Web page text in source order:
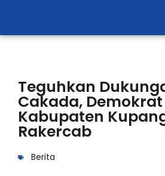
Teguhkan
Cakada, Demokrat
Kabupaten
Rakercab
Berita